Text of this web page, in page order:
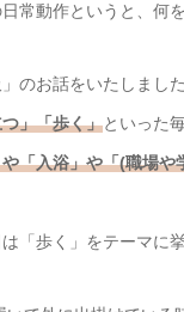
常動作というと、何
のお話をいたしました
」「歩く」といった
「入浴」や「(職場
「歩く」をテーマに